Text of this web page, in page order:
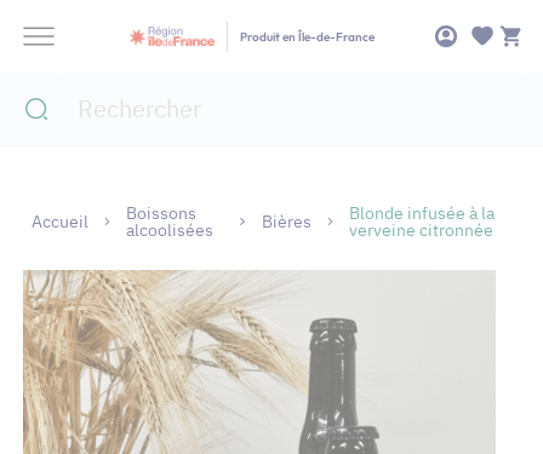
Produit en Île-de-France
Accueil Boissons
alcoolisées Bières Blonde infusée à la
verveine citronnée